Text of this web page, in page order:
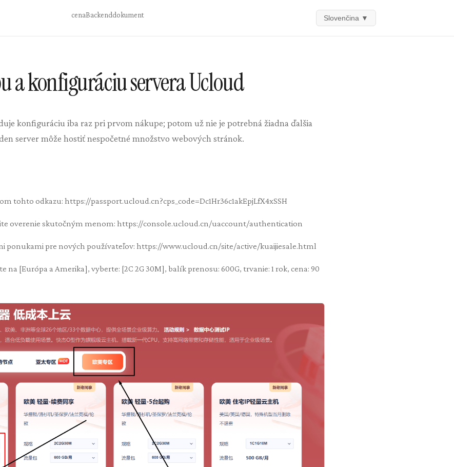
cenaBackenddokument Slovenčina ▼
a konfiguráciu servera Ucloud
konfiguráciu iba raz pri prvom nákupe; potom už nie je potrebná žiadna ďalšia
server môže hostiť nespočetné množstvo webových stránok.
tohto odkazu: https://passport.ucloud.cn?cps_code=Dc1Hr36c1akEpjLfX4xSSH
overenie skutočným menom: https://console.ucloud.cn/uaccount/authentication
ponukami pre nových používateľov: https://www.ucloud.cn/site/active/kuaijiesale.html
na [Európa a Amerika], vyberte: [2C 2G 30M], balík prenosu: 600G, trvanie: 1 rok, cena: 90